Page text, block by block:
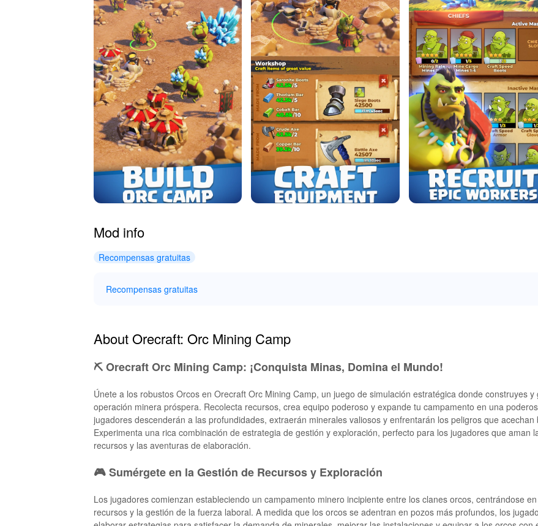
Mod info
Recompensas gratuitas
Recompensas gratuitas
About Orecraft: Orc Mining Camp
⛏️ Orecraft Orc Mining Camp: ¡Conquista Minas, Domina el Mundo!
Únete a los robustos Orcos en Orecraft Orc Mining Camp, un juego de simulación estratégica donde construyes y
operación minera próspera. Recolecta recursos, crea equipo poderoso y expande tu campamento en una
jugadores descenderán a las profundidades, extraerán minerales valiosos y enfrentarán los peligros que acechan
Experimenta una rica combinación de estrategia de gestión y exploración, perfecto para los jugadores que aman
recursos y las aventuras de elaboración.
🎮 Sumérgete en la Gestión de Recursos y Exploración
Los jugadores comienzan estableciendo un campamento minero incipiente entre los clanes orcos, centrándose
recursos y la gestión de la fuerza laboral. A medida que los orcos se adentran en pozos más profundos, los